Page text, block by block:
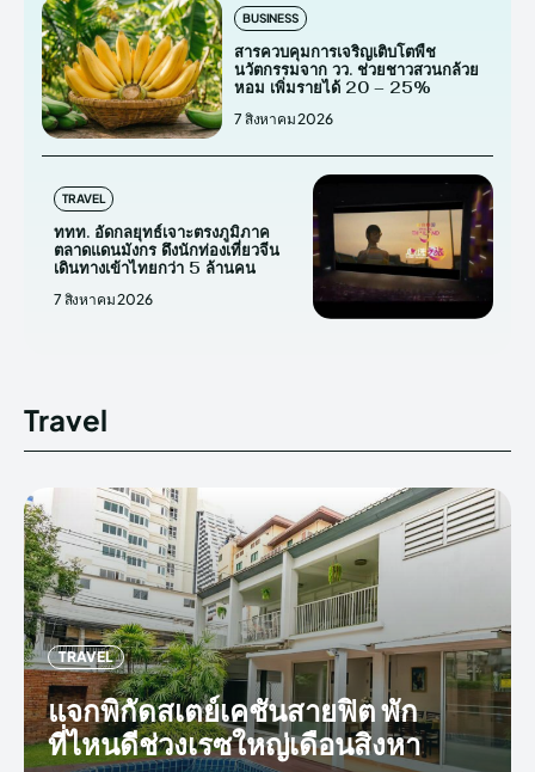
BUSINESS
สารควบคุมการเจริญเติบโตพืช
นวัตกรรมจาก วว. ช่วยชาวสวนกล้วย
หอม เพิ่มรายได้ 20 – 25%
7 สิงหาคม 2026
TRAVEL
ททท. อัดกลยุทธ์เจาะตรงภูมิภาค
ตลาดแดนมังกร ดึงนักท่องเที่ยวจีน
เดินทางเข้าไทยกว่า 5 ล้านคน
7 สิงหาคม 2026
Travel
TRAVEL
แจกพิกัดสเตย์เคชันสายฟิต พัก
ที่ไหนดีช่วงเรซใหญ่เดือนสิงหา